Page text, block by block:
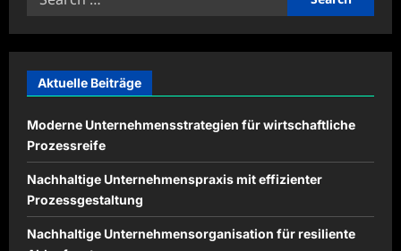
Aktuelle Beiträge
Moderne Unternehmensstrategien für wirtschaftliche
Prozessreife
Nachhaltige Unternehmenspraxis mit effizienter
Prozessgestaltung
Nachhaltige Unternehmensorganisation für resiliente